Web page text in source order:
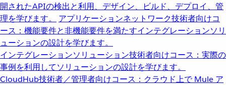
開されたAPIの検出と利用、デザイン、ビルド、デプロイ、管
理を学びます。
アプリケーションネットワーク技術者向けコ
ース：機能要件と非機能要件を満たすインテグレーションソリ
ューションの設計を学びます。
インテグレーションソリューション技術者向けコース：実際の
事例を利用してソリューションの設計を学びます。
CloudHub技術者／管理者向けコース：クラウド上で Mule ア